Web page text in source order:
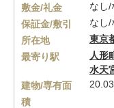
敷金/礼金
なし/
保証金/敷引
なし/
所在地
東京
最寄り駅
人形
水天
建物/専有面
積